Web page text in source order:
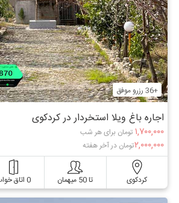
+36 رزرو موفق
اجاره باغ ویلا استخردار در کردکوی
۱,۷۰۰,۰۰۰ تومان برای هر شب
۲,۰۰۰,۰۰۰تومان در آخر هفته
کردکوی تا 50 میهمان 0 اتاق خواب